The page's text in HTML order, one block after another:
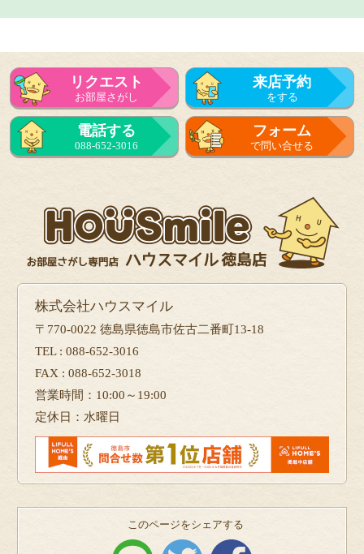
リクエスト
お部屋さがし
来店予約
をする
電話する
088-652-3016
フォーム
で問い合せる
株式会社ハウスマイル
〒770-0022 徳島県徳島市佐古二番町13-18
TEL : 088-652-3016
FAX : 088-652-3018
営業時間：10:00～19:00
定休日：水曜日
このページをシェアする